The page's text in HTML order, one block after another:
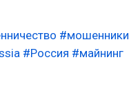
#мошенники
#Россия #майнинг